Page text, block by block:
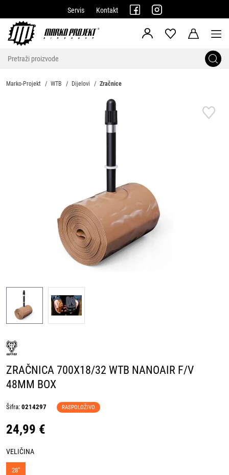
Servis Kontakt
Marko-Projekt WTB Dijelovi Zračnice
ZRAČNICA 700X18/32 WTB NANOAIR F/V
48MM BOX
Šifra: 0214297 RASPOLOŽIVO
24,99 €
VELIČINA
28"